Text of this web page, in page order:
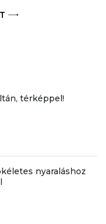
térképpel!
nyaraláshoz